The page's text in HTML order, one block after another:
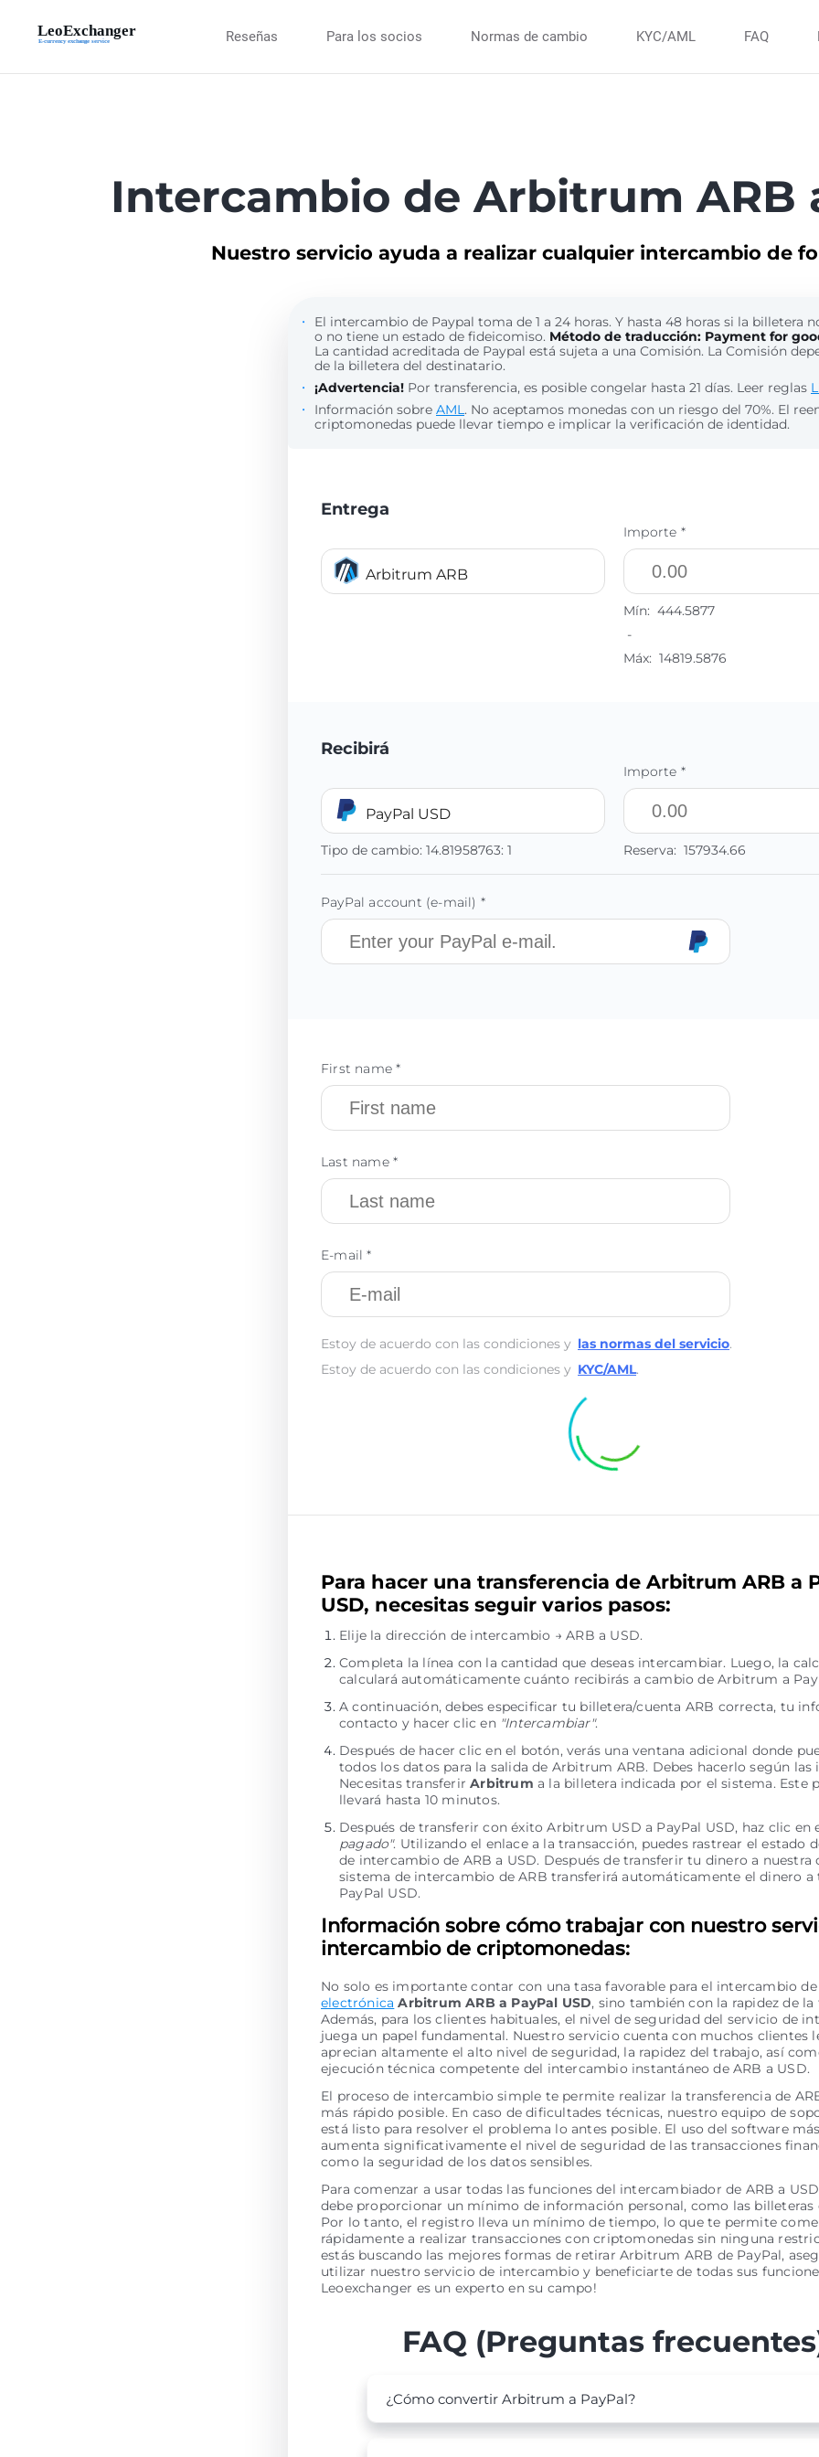
Reseñas Para los socios Normas de cambio KYC/AML FAQ
Intercambio de Arbitrum ARB
Nuestro servicio ayuda a realizar cualquier intercambio de
El intercambio de Paypal toma de 1 a 24 horas. Y hasta 48 horas si la billetera
o no tiene un estado de fideicomiso. Método de traducción: Payment for
La cantidad acreditada de Paypal está sujeta a una Comisión. La Comisión
de la billetera del destinatario.
¡Advertencia! Por transferencia, es posible congelar hasta 21 días. Leer reglas
Información sobre AML. No aceptamos monedas con un riesgo del 70%. El
criptomonedas puede llevar tiempo e implicar la verificación de identidad.
Entrega
Arbitrum ARB
Importe *
Mín: 444.5877
-
Máx: 14819.5876
Recibirá
PayPal USD
Tipo de cambio: 14.81958763: 1
Importe *
Reserva: 157934.66
PayPal account (e-mail) *
First name *
Last name *
E-mail *
Estoy de acuerdo con las condiciones y las normas del servicio.
Estoy de acuerdo con las condiciones y KYC/AML.
Para hacer una transferencia de Arbitrum ARB a
USD, necesitas seguir varios pasos:
Elije la dirección de intercambio → ARB a USD.
Completa la línea con la cantidad que deseas intercambiar. Luego, la
calculará automáticamente cuánto recibirás a cambio de Arbitrum a
A continuación, debes especificar tu billetera/cuenta ARB correcta, tu
contacto y hacer clic en "Intercambiar".
Después de hacer clic en el botón, verás una ventana adicional donde
todos los datos para la salida de Arbitrum ARB. Debes hacerlo según las
Necesitas transferirArbitrum a la billetera indicada por el sistema. Este
llevará hasta 10 minutos.
Después de transferir con éxito Arbitrum USD a PayPal USD, haz clic en
pagado". Utilizando el enlace a la transacción, puedes rastrear el estado
de intercambio de ARB a USD. Después de transferir tu dinero a nuestra
sistema de intercambio de ARB transferirá automáticamente el dinero a
PayPal USD.
Información sobre cómo trabajar con nuestro
intercambio de criptomonedas:
No solo es importante contar con una tasa favorable para el intercambio de
electrónica Arbitrum ARB a PayPal USD, sino también con la rapidez de la
Además, para los clientes habituales, el nivel de seguridad del servicio de
juega un papel fundamental. Nuestro servicio cuenta con muchos clientes
aprecian altamente el alto nivel de seguridad, la rapidez del trabajo, así
ejecución técnica competente del intercambio instantáneo de ARB a USD.
El proceso de intercambio simple te permite realizar la transferencia de
más rápido posible. En caso de dificultades técnicas, nuestro equipo de
está listo para resolver el problema lo antes posible. El uso del software
aumenta significativamente el nivel de seguridad de las transacciones
como la seguridad de los datos sensibles.
Para comenzar a usar todas las funciones del intercambiador de ARB a
debe proporcionar un mínimo de información personal, como las billeteras
Por lo tanto, el registro lleva un mínimo de tiempo, lo que te permite
rápidamente a realizar transacciones con criptomonedas sin ninguna
estás buscando las mejores formas de retirar Arbitrum ARB de PayPal,
utilizar nuestro servicio de intercambio y beneficiarte de todas sus
Leoexchanger es un experto en su campo!
FAQ (Preguntas
¿Cómo convertir Arbitrum a PayPal?